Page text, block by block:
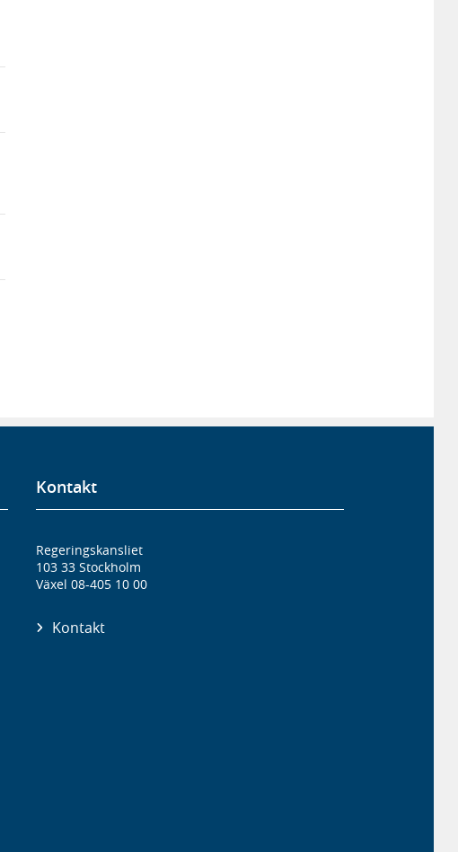
Kontakt
Regeringskansliet
103 33 Stockholm
Växel 08-405 10 00
Kontakt